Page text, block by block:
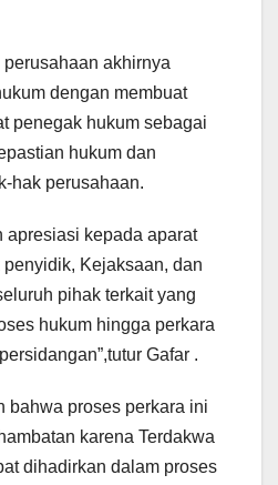
akhirnya
dengan membuat
penegak hukum sebagai
hukum dan
hak perusahaan.
apresiasi kepada aparat
Kejaksaan, dan
pihak terkait yang
hukum hingga perkara
Gafar .
bahwa proses perkara ini
karena Terdakwa
dihadirkan dalam proses